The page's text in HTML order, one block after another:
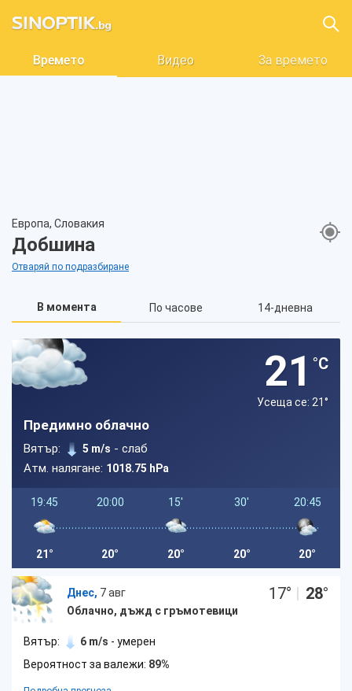
Времето Видео За времето
Европа, Словакия
Добшина
Отваряй по подразбиране
В момента По часове 14-дневна
21 °C
Усеща се: 21°
Предимно облачно
Вятър: 5 m/s - слаб
Атм. налягане: 1018.75 hPa
19:45
21°
20:00
20°
15'
20°
30'
20°
20:45
20°
Днес, 7 авг
Облачно, дъжд с гръмотевици
17° | 28°
Вятър: 6 m/s - умерен
Вероятност за валежи: 89%